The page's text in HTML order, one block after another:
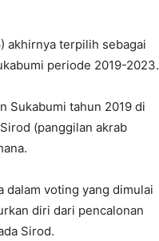
akhirnya terpilih sebagai
periode 2019-2023.
Sukabumi tahun 2019 di
(panggilan akrab
dalam voting yang dimulai
diri dari pencalonan
Sirod.